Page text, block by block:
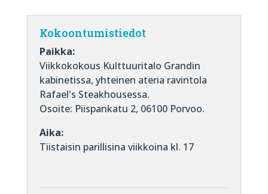
Kokoontumistiedot
Paikka:
Viikkokokous Kulttuuritalo Grandin
kabinetissa, yhteinen ateria ravintola
Rafael's Steakhousessa.
Osoite: Piispankatu 2, 06100 Porvoo.
Aika:
Tiistaisin parillisina viikkoina kl. 17